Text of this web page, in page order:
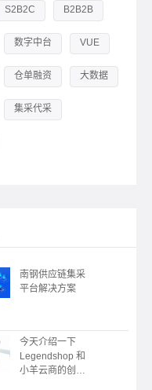
S2B2C B2B2B
数字中台 VUE
仓单融资 大数据
集采代采
南钢供应链集采
平台解决方案
今天介绍一下
Legendshop 和
小羊云商的创始